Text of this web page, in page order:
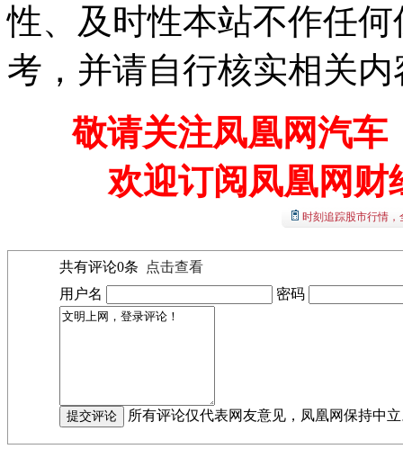
性、及时性本站不作任
考，并请自行核实相关内
敬请关注凤凰网汽车
欢迎订阅凤凰网财
时刻追踪股市行情
共有评论0条
点击查看
用户名
密码
所有评论仅代表网友意见，凤凰网保持中